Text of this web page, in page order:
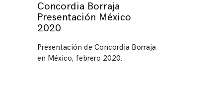
Concordia Borraja
Presentación México
2020
Presentación de Concordia Borraja
en México, febrero 2020.